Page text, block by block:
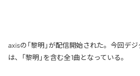
axisの「黎明」が配信開始された。今回デ
は、「黎明」を含む全1曲となっている。